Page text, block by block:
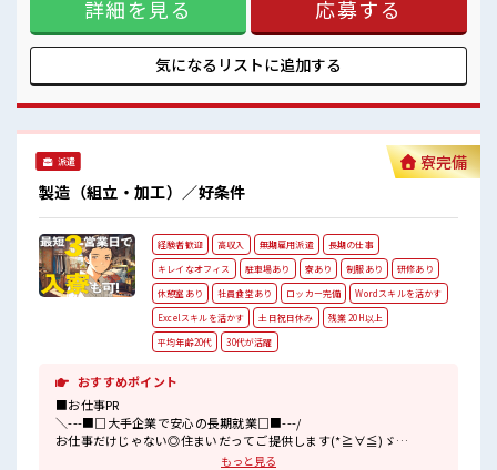
もあるのでプライベートだって充実！ 就業先ではチケット制
の社員食堂が利用できます♪ 通勤はマイカーOK◎無料駐車場
完備！ 【無期雇用派遣】 ◎当社と期間制限のない雇用契約を
結んだ上で、 派遣先で働けます◎ ■最短即日入社決定！ 条件
があえば応募のその日に入社決定もできる！ ■職場の雰囲気
キレイな職場でカイテキ作業♪ 配属後の1ヶ月間は研修あるの
で安心スタートOK！
詳細を見る 応募する
気になるリストに追加する
派遣
製造（組立・加工）／好条件
寮完備
経験者歓迎 高収入 無期雇用派遣
長期の仕事
キレイなオフィス
駐車場あり 寮あり 制服あり
研修あり
休憩室あり
社員食堂あり ロッカー完備
Wordスキルを活かす
Excelスキルを活かす
土日祝日休み
残業 20H以上
平均年齢20代
30代が活躍
おすすめポイント
■お仕事PR
＼---■□大手企業で安心の長期就業□■---/
お仕事だけじゃない◎住まいだってご提供します(*≧∀≦)ゞ
寮費手当があるので毎月安心！もっと見る